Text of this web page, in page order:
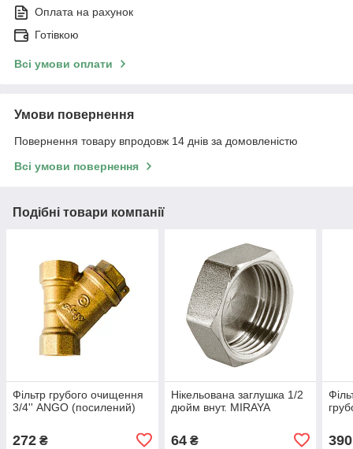
Оплата на рахунок
Готівкою
Всі умови оплати
Умови повернення
Повернення товару впродовж 14 днів за домовленістю
Всі умови повернення
Подібні товари компанії
Фільтр грубого очищення
3/4'' ANGO (посилений)
272 ₴
Нікельована заглушка 1/2
дюйм внут. MIRAYA
64₴ 390